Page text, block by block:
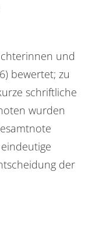
und
bewertet; zu
schriftliche
wurden
der